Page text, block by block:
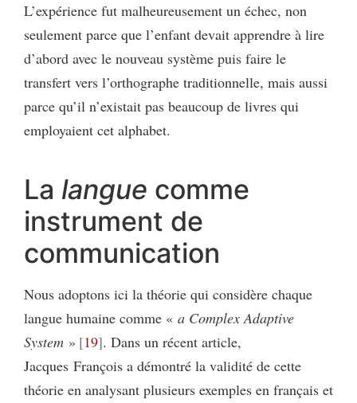
L’expérience fut malheureusement un échec, non
seulement parce que l’enfant devait apprendre à lire
d’abord avec le nouveau système puis faire le
transfert vers l’orthographe traditionnelle, mais aussi
parce qu’il n’existait pas beaucoup de livres qui
employaient cet alphabet.
La langue comme
instrument de
communication
Nous adoptons ici la théorie qui considère chaque
langue humaine comme « a Complex Adaptive
System » 19 . Dans un récent article,
Jacques François a démontré la validité de cette
théorie en analysant plusieurs exemples en français et